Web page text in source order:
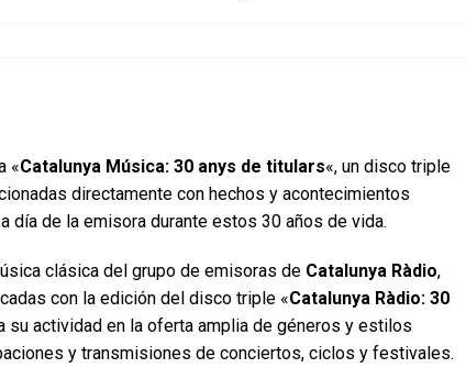
«Catalunya Música: 30 anys de titulars«, un disco triple
directamente con hechos y acontecimientos
día de la emisora durante estos 30 años de vida.
clásica del grupo de emisoras de Catalunya Ràdio,
con la edición del disco triple «Catalunya Ràdio: 30
su actividad en la oferta amplia de géneros y estilos
y transmisiones de conciertos, ciclos y festivales.